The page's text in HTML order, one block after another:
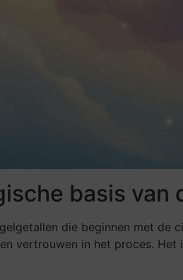
basis
die beginnen met de
vertrouwen in het proces.